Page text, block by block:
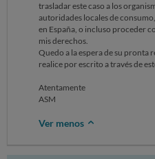
trasladar este caso a los
autoridades locales de
en España, o incluso proceder
mis derechos.
Quedo a la espera de su pronta
realice por escrito a través de
Atentamente
ASM
Ver menos